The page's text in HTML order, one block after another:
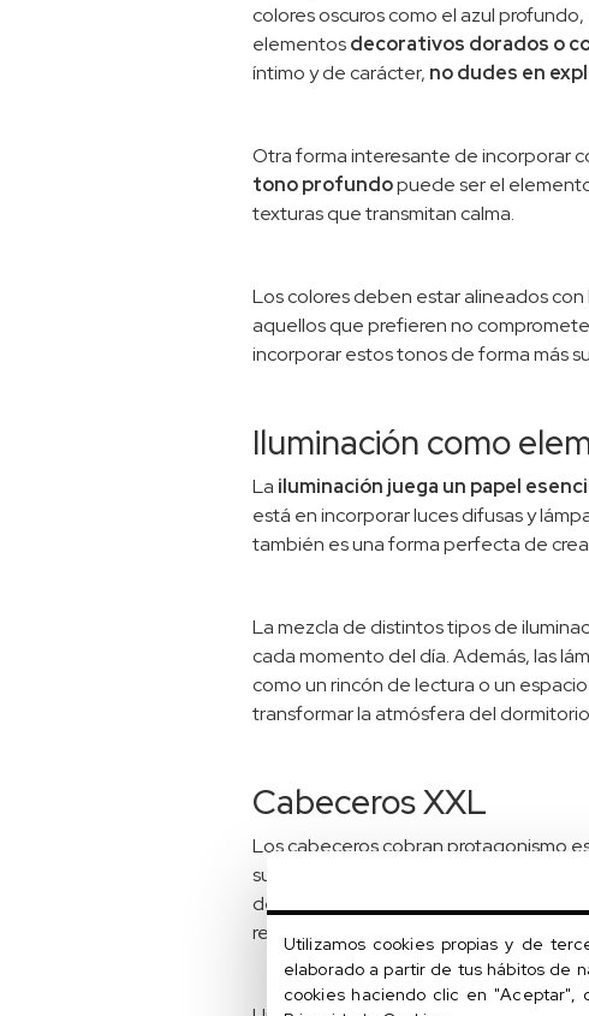
colores oscuros como el azul
elementosdecorativos dorados o
íntimo y de carácter, no dudes en
Otra forma interesante de incorporar
tono profundopuede ser el
texturas que transmitan calma.
Los colores deben estar alineados con
aquellos que prefieren no
incorporar estos tonos de forma más
Iluminación como
La iluminación juega un papel
está en incorporar luces difusas y
también es una forma perfecta de
La mezcla de distintos tipos de
cada momento del día. Además, las
como un rincón de lectura o un
transformar la atmósfera del
Cabeceros XXL
Los cabeceros cobran protagonismo
superficies de madera tallada o
de dramatismo y, a su vez, una
renovar tu dormitorio sin necesidad de
Utilizamos cookies propias y de
elaborado a partir de tus hábitos de
cookies haciendo clic en "Aceptar",